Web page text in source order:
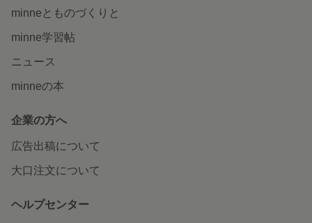
minneとものづくりと
minne学習帖
ニュース
minneの本
企業の方へ
広告出稿について
大口注文について
ヘルプセンター